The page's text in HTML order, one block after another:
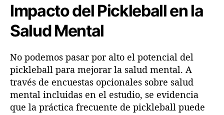
Impacto del Pickleball en la
Salud Mental
No podemos pasar por alto el potencial del
pickleball para mejorar la salud mental. A
través de encuestas opcionales sobre salud
mental incluidas en el estudio, se evidencia
que la práctica frecuente de pickleball puede